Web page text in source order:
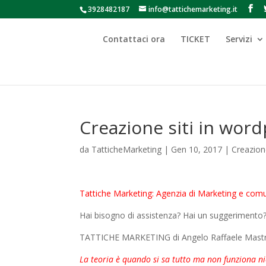
3928482187 info@tattichemarketing.it
Contattaci ora TICKET Servizi
Creazione siti in
da TatticheMarketing | Gen 10, 2017 |
Tattiche Marketing: Agenzia di Marketing e
Hai bisogno di assistenza? Hai un
TATTICHE MARKETING di Angelo Raffaele
La teoria è quando si sa tutto ma non funziona